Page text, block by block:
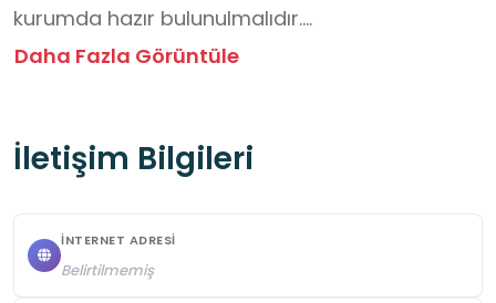
kurumda hazır bulunulmalıdır.
Kurum içinde sessiz ve düzenli davranılmalı,
İzinsiz fotoğraf ve video çekimi yapılmamalıdır.
Daha Fazla Görüntüle
İletişim Bilgileri
İNTERNET ADRESI
Belirtilmemiş